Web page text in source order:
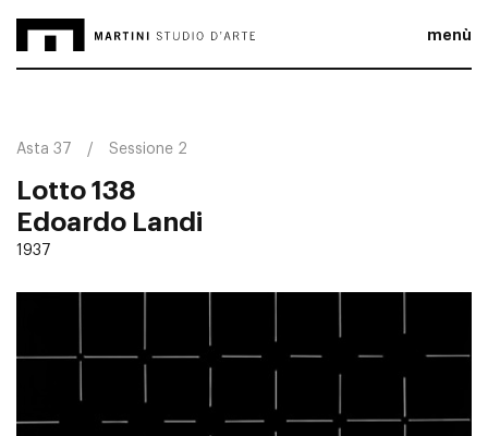
menù
Asta 37 Sessione 2
Lotto 138
Edoardo Landi
1937